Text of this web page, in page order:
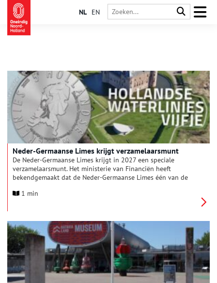
NL EN
Neder-Germaanse Limes krijgt verzamelaarsmunt
De Neder-Germaanse Limes krijgt in 2027 een speciale
verzamelaarsmunt. Het ministerie van Financiën heeft
bekendgemaakt dat de Neder-Germaanse Limes één van de
van 2027. De keuze maakt deel uit van de lopende themaserie
1 min